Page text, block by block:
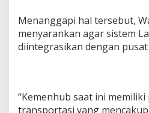
Menanggapi hal tersebut,
menyarankan agar sistem
diintegrasikan dengan
“Kemenhub saat ini
transportasi yang